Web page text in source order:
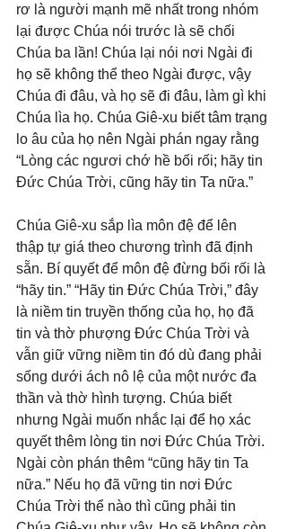
rơ là người mạnh mẽ nhất trong nhóm
lại được Chúa nói trước là sẽ chối
Chúa ba lần! Chúa lại nói nơi Ngài đi
họ sẽ không thể theo Ngài được, vậy
Chúa đi đâu, và họ sẽ đi đâu, làm gì khi
Chúa lìa họ. Chúa Giê-xu biết tâm trạng
lo âu của họ nên Ngài phán ngay rằng
“Lòng các ngươi chớ hề bối rối; hãy tin
Đức Chúa Trời, cũng hãy tin Ta nữa.”
Chúa Giê-xu sắp lìa môn đệ để lên
thập tự giá theo chương trình đã định
sẵn. Bí quyết để môn đệ đừng bối rối là
“hãy tin.” “Hãy tin Đức Chúa Trời,” đây
là niềm tin truyền thống của họ, họ đã
tin và thờ phượng Đức Chúa Trời và
vẫn giữ vững niềm tin đó dù đang phải
sống dưới ách nô lệ của một nước đa
thần và thờ hình tượng. Chúa biết
nhưng Ngài muốn nhắc lại để họ xác
quyết thêm lòng tin nơi Đức Chúa Trời.
Ngài còn phán thêm “cũng hãy tin Ta
nữa.” Nếu họ đã vững tin nơi Đức
Chúa Trời thể nào thì cũng phải tin